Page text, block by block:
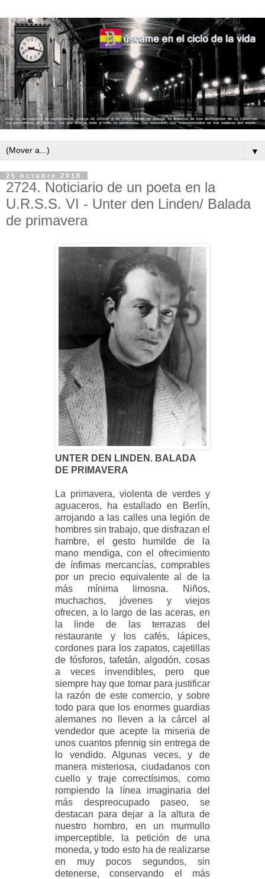
▼
26 octubre 2018
2724. Noticiario de un poeta en la
U.R.S.S. VI - Unter den Linden/ Balada
de primavera
UNTER DEN LINDEN. BALADA
DE PRIMAVERA
La primavera, violenta de verdes y
aguaceros, ha estallado en Berlín,
arrojando a las calles una legión de
hombres sin trabajo, que disfrazan el
hambre, el gesto humilde de la
mano mendiga, con el ofrecimiento
de ínfimas mercancías, comprables
por un precio equivalente al de la
más mínima limosna. Niños,
muchachos, jóvenes y viejos
ofrecen, a lo largo de las aceras, en
la linde de las terrazas del
restaurante y los cafés, lápices,
cordones para los zapatos, cajetillas
de fósforos, tafetán, algodón, cosas
a veces invendibles, pero que
siempre hay que tomar para justificar
la razón de este comercio, y sobre
todo para que los enormes guardias
alemanes no lleven a la cárcel al
vendedor que acepte la miseria de
unos cuantos pfennig sin entrega de
lo vendido. Algunas veces, y de
manera misteriosa, ciudadanos con
cuello y traje correctísimos, como
rompiendo la línea imaginaria del
más despreocupado paseo, se
destacan para dejar a la altura de
nuestro hombro, en un murmullo
imperceptible, la petición de una
moneda, y todo esto ha de realizarse
en muy pocos segundos, sin
detenerse, conservando el más